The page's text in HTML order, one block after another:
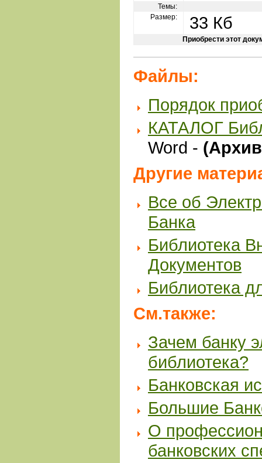
Темы:
Размер:
33 Кб
Приобрести этот
Файлы:
Порядок
КАТАЛОГ
Word -
Другие
Все об
Банка
Библиотека
Документов
Библиотека
См.также:
Зачем банку
библиотека?
Банковская
Большие
О
банковских